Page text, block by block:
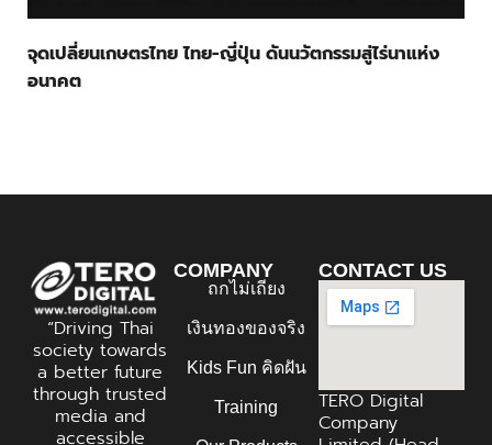
จุดเปลี่ยนเกษตรไทย ไทย-ญี่ปุ่น ดันนวัตกรรมสู่ไร่นาแห่ง
อนาคต
“Driving Thai
society towards
a better future
through trusted
media and
accessible
COMPANY
ถกไม่เถียง
เงินทองของจริง
Kids Fun คิดฝัน
Training
CONTACT US
TERO Digital
Company